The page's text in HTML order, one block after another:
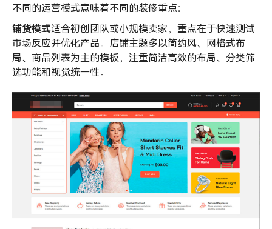
不同的运营模式意味着不同的装修重点：
铺货模式适合初创团队或小规模卖家，重点在于快速测试
市场反应并优化产品。店铺主题多以简约风、网格式布
局、商品列表为主的模板，注重简洁高效的布局、分类筛
选功能和视觉统一性。